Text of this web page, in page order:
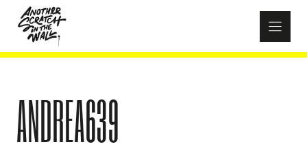
content
ANDREA639